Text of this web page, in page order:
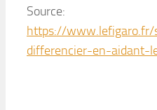
Source:
https://
differencier-en-aidant-